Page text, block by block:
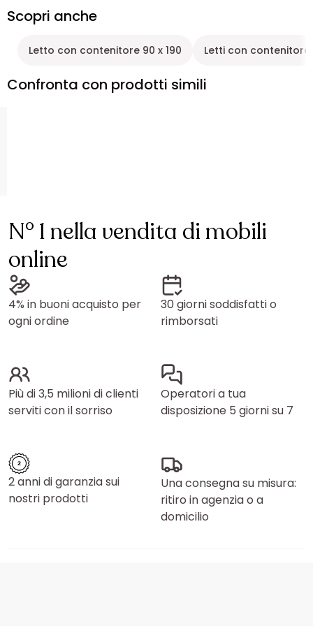
Scopri anche
Letto con contenitore 90 x 190 Letti con contenitore
Confronta con prodotti simili
N° 1 nella vendita di mobili
online
4% in buoni acquisto per
ogni ordine
30 giorni soddisfatti o
rimborsati
Più di 3,5 milioni di clienti
serviti con il sorriso
Operatori a tua
disposizione 5 giorni su 7
2 anni di garanzia sui
nostri prodotti
Una consegna su misura:
ritiro in agenzia o a
domicilio